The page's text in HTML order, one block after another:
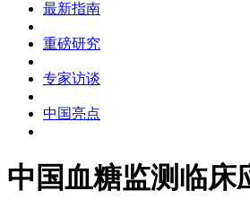
最新指南
重磅研究
专家访谈
中国亮点
中国血糖监测临床